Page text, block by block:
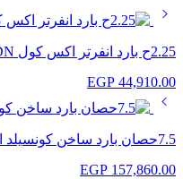
2.25ح بارد انفرتر اكس كول KHEFT18DN
EGP 44,910.00
7.5حصان بارد ساخن كونسيلد انفرتر QDMT - 60 DN
EGP 157,860.00